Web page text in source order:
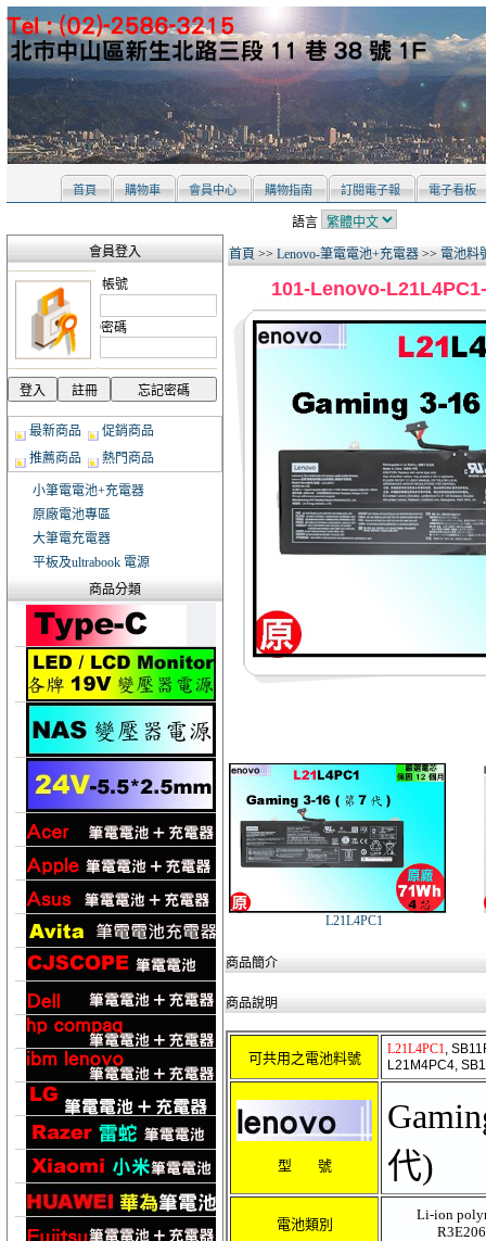
首頁 購物車 會員中心 購物指南 訂閱電子報 電子看板
語言
會員登入
帳號
密碼
最新商品
促銷商品
推薦商品
熱門商品
小筆電電池+充電器
原廠電池專區
大筆電充電器
平板及ultrabook 電源
商品分類
首頁 >> Lenovo-筆電電池+充電器 >> 電池料
101-Lenovo-
L21L4PC1
商品簡介
商品說明
可共用之電池料號
L21L4PC1,
L21M4PC4,
型 號
代)
電池類別
Li-ion
R3E206